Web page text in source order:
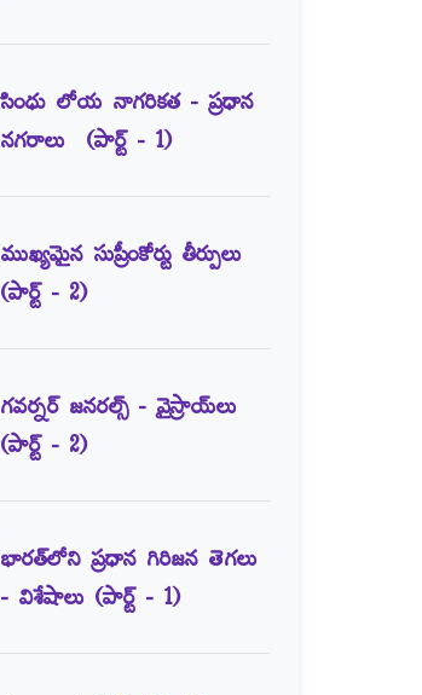
సింధు లోయ నాగరికత - ప్రధాన
నగరాలు (పార్ట్‌ - 1)
ముఖ్యమైన సుప్రీంకోర్టు తీర్పులు
(పార్ట్‌ - 2)
గవర్నర్‌ జనరల్స్‌ - వైస్రాయ్‌లు
(పార్ట్‌ - 2)
భారత్‌లోని ప్రధాన గిరిజన తెగలు
- విశేషాలు (పార్ట్‌ - 1)